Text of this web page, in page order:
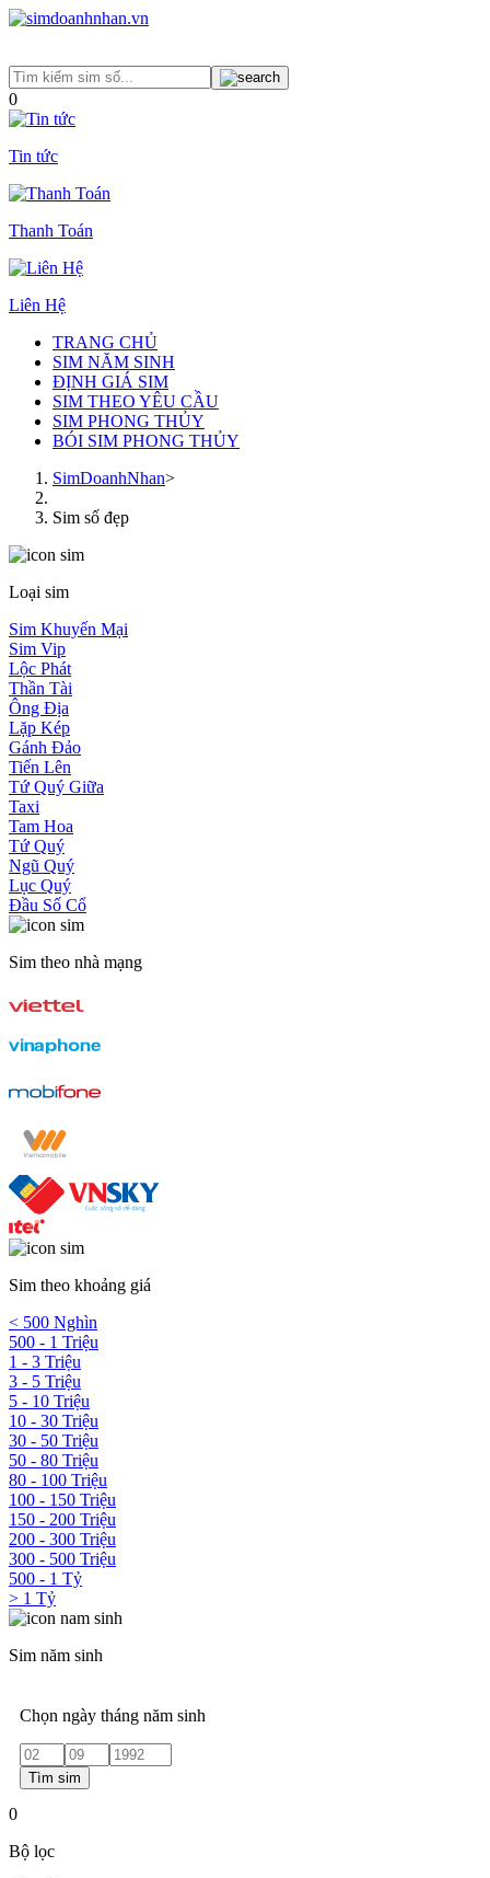
0
Tin tức
Thanh Toán
Liên Hệ
TRANG CHỦ
SIM NĂM SINH
ĐỊNH GIÁ SIM
SIM THEO YÊU CẦU
SIM PHONG THỦY
BÓI SIM PHONG THỦY
SimDoanhNhan>
Sim số đẹp
Loại sim
Sim Khuyến Mại
Sim Vip
Lộc Phát
Thần Tài
Ông Địa
Lặp Kép
Gánh Đảo
Tiến Lên
Tứ Quý Giữa
Taxi
Tam Hoa
Tứ Quý
Ngũ Quý
Lục Quý
Đầu Số Cổ
Sim theo nhà mạng
Sim theo khoảng giá
< 500 Nghìn
500 - 1 Triệu
1 - 3 Triệu
3 - 5 Triệu
5 - 10 Triệu
10 - 30 Triệu
30 - 50 Triệu
50 - 80 Triệu
80 - 100 Triệu
100 - 150 Triệu
150 - 200 Triệu
200 - 300 Triệu
300 - 500 Triệu
500 - 1 Tỷ
> 1 Tỷ
Sim năm sinh
Chọn ngày tháng năm sinh
Tìm sim
0
Bộ lọc